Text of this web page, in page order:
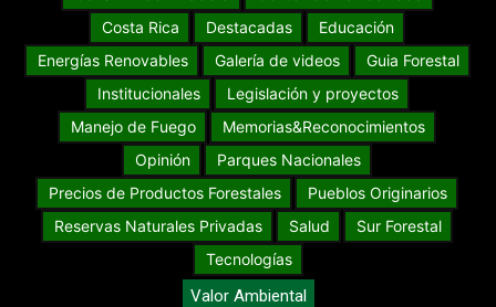
Costa Rica
Destacadas
Educación
Energías Renovables
Galería de videos
Guia Forestal
Institucionales
Legislación y proyectos
Manejo de Fuego
Memorias&Reconocimientos
Opinión
Parques Nacionales
Precios de Productos Forestales
Pueblos Originarios
Reservas Naturales Privadas
Salud
Sur Forestal
Tecnologías
Valor Ambiental